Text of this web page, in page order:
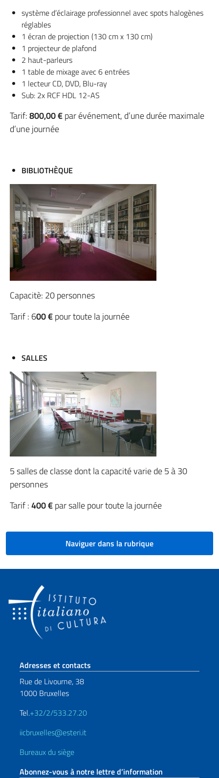
système d’éclairage professionnel avec spots halogènes
réglables
1 écran de projection (130 cm x 130 cm)
1 projecteur de plafond
2 haut-parleurs
1 table de mixage avec 6 entrées
1 lecteur CD, DVD, Blu-ray
Sub: 2x RCF HDL 12-AS
Tarif:800,00 €par événement, d’une durée maximale
d’une journée
BIBLIOTHÈQUE
Capacitè: 20 personnes
Tarif : 600 €pour toute la journée
SALLES
5 salles de classe dont la capacité varie de 5 à 30
personnes
Tarif :400 €par salle pour toute la journée
Naviguer dans la rubrique
Section de pied de page
Adresses et contacts
Rue de Livourne, 38
1000 Bruxelles
Tel.+32/2/533.27.20
iicbruxelles@esteri.it
Bureaux du siège
Abonnez-vous à notre lettre d’information